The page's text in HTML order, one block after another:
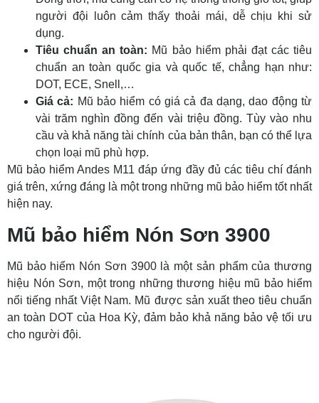
người đội luôn cảm thấy thoải mái, dễ chịu khi sử
dụng.
Tiêu chuẩn an toàn: Mũ bảo hiểm phải đạt các tiêu
chuẩn an toàn quốc gia và quốc tế, chẳng hạn như:
DOT, ECE, Snell,…
Giá cả: Mũ bảo hiểm có giá cả đa dạng, dao động từ
vài trăm nghìn đồng đến vài triệu đồng. Tùy vào nhu
cầu và khả năng tài chính của bản thân, bạn có thể lựa
chọn loại mũ phù hợp.
Mũ bảo hiểm Andes M11 đáp ứng đầy đủ các tiêu chí đánh
giá trên, xứng đáng là một trong những mũ bảo hiểm tốt nhất
hiện nay.
Mũ bảo hiểm Nón Sơn 3900
Mũ bảo hiểm Nón Sơn 3900 là một sản phẩm của thương
hiệu Nón Sơn, một trong những thương hiệu mũ bảo hiểm
nổi tiếng nhất Việt Nam. Mũ được sản xuất theo tiêu chuẩn
an toàn DOT của Hoa Kỳ, đảm bảo khả năng bảo vệ tối ưu
cho người đội.